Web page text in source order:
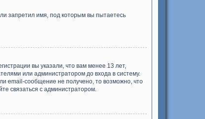
запретил имя, под которым вы пытаетесь
вы указали, что вам менее 13 лет,
или администратором до входа в систему.
email-сообщение не получено, то возможно, что
связаться с администратором.